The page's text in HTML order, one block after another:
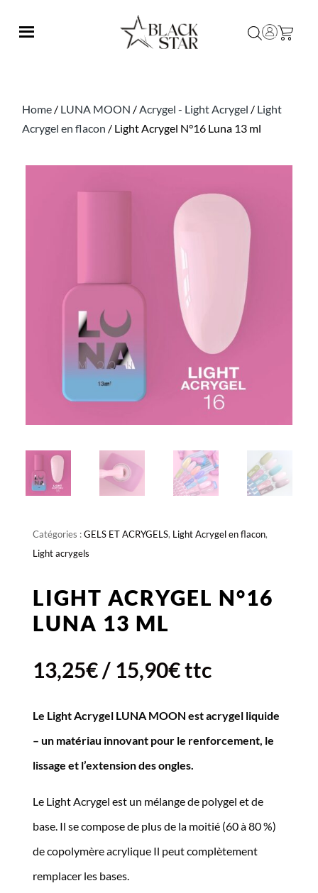
Home / LUNA MOON /Acrygel - Light Acrygel / Light
Acrygel en flacon / Light Acrygel N°16 Luna 13 ml
Catégories :GELS ET ACRYGELS, Light Acrygel en flacon,
Light acrygels
LIGHT ACRYGEL N°16
LUNA 13 ML
13,25€/ 15,90€ttc
Le Light Acrygel LUNA MOON est acrygel liquide
– un matériau innovant pour le renforcement, le
lissage et l’extension des ongles.
Le Light Acrygel est un mélange de polygel et de
base. Il se compose de plus de la moitié (60 à 80 %)
de copolymère acrylique Il peut complètement
remplacer les bases.